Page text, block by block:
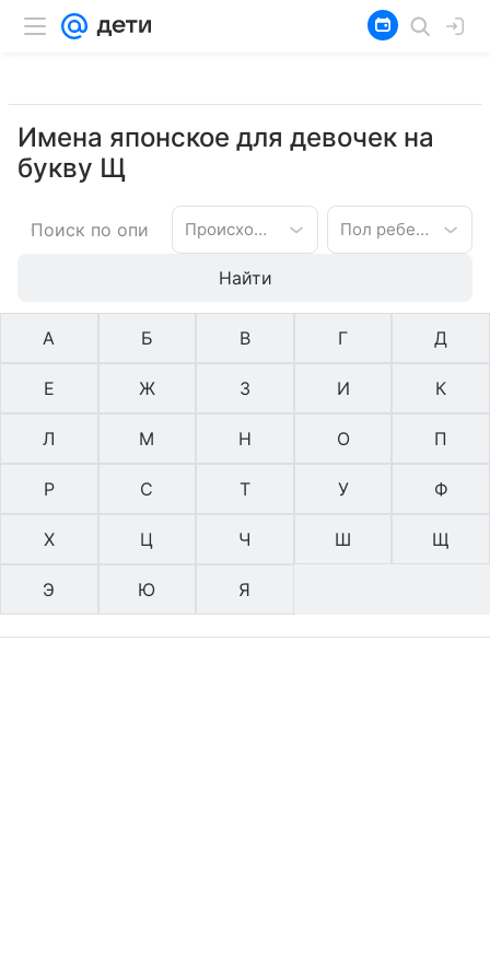
Имена японское для девочек на
букву Щ
Происхождение имени Пол ребенка
Найти
А Б В Г Д
Е Ж З И К
Л М Н О П
Р С Т У Ф
Х Ц Ч Ш Щ
Э Ю Я